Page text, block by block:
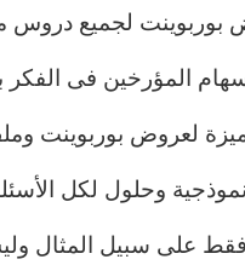
لجميع دروس
المؤرخين فى الفكر
لعروض بوربوينت
وحلول لكل
على سبيل المثال